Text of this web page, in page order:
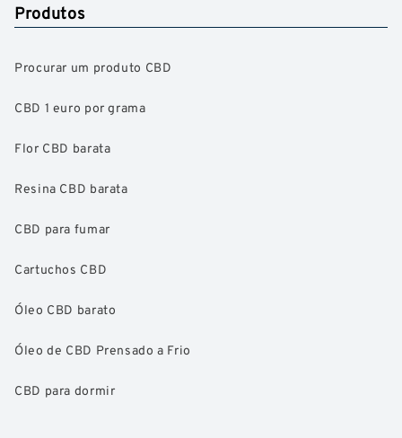
Produtos
Procurar um produto CBD
CBD 1 euro por grama
Flor CBD barata
Resina CBD barata
CBD para fumar
Cartuchos CBD
Óleo CBD barato
Óleo de CBD Prensado a Frio
CBD para dormir